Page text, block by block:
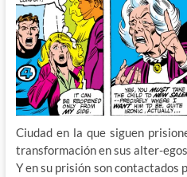
Ciudad en la que siguen
transformación en sus alter-
Y en su prisión son contactados